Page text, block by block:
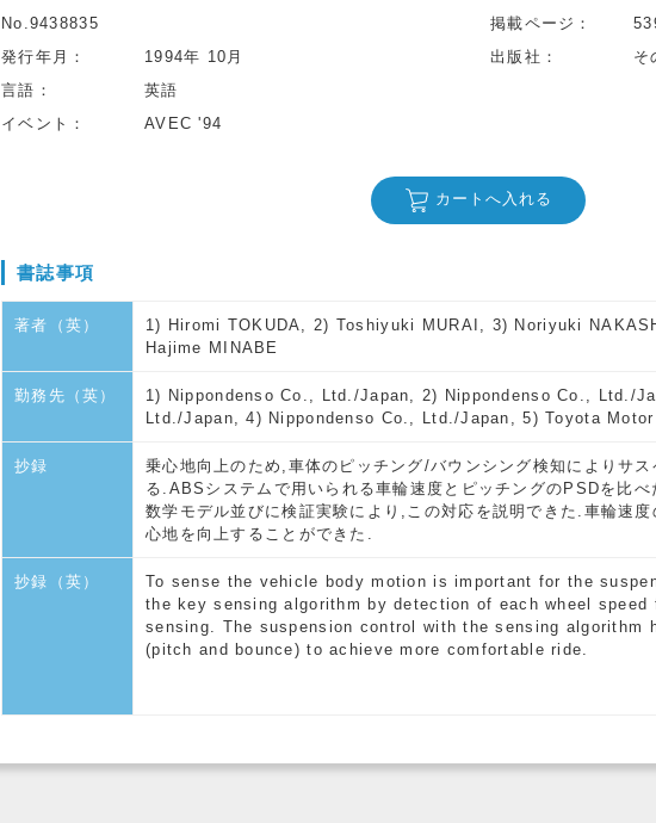
No.9438835
掲載ページ
発行年月
1994年 10月 出版社
そ
言語
英語
イベント
AVEC '94
カートへ入れる
書誌事項
著者（英）
1) Hiromi TOKUDA, 2) Toshiyuki MURAI, 3) Noriyuki
Hajime MINABE
勤務先（英）
1) Nippondenso Co., Ltd./Japan, 2) Nippondenso Co., Ltd./
Ltd./Japan, 4) Nippondenso Co., Ltd./Japan, 5) Toyota
抄録
乗心地向上のため,車体のピッチング/バウンシング検知によりサ
る.ABSシステムで用いられる車輪速度とピッチングのPSDを比
数学モデル並びに検証実験により,この対応を説明できた.車輪速
心地を向上することができた.
抄録（英）
To sense the vehicle body motion is important for the
the key sensing algorithm by detection of each wheel
sensing. The suspension control with the sensing algorithm
(pitch and bounce) to achieve more comfortable ride.